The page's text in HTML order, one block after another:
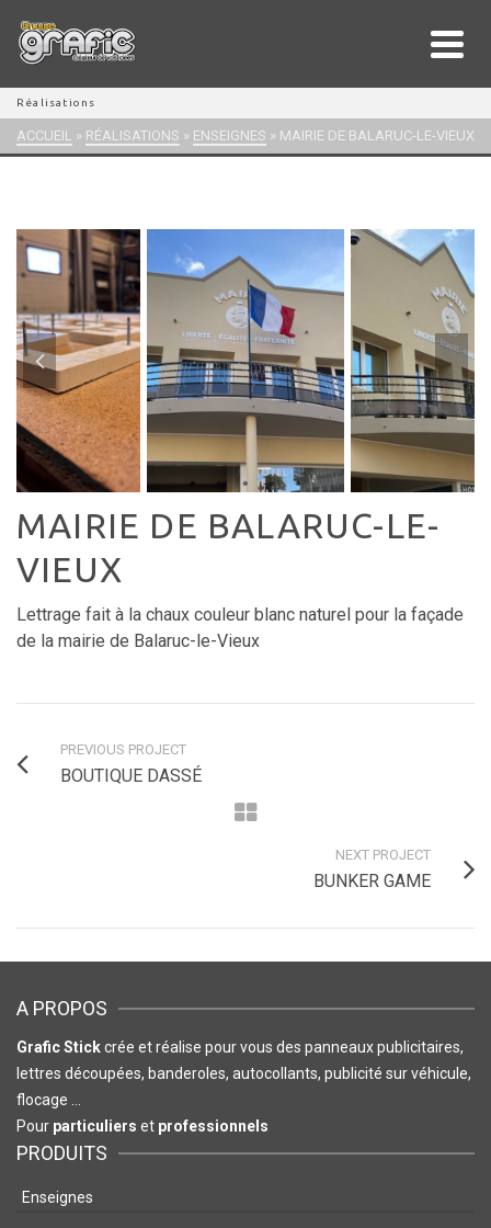
Réalisations
ACCUEIL » RÉALISATIONS » ENSEIGNES » MAIRIE DE BALARUC-LE-VIEUX
MAIRIE DE BALARUC-LE-
VIEUX
Lettrage fait à la chaux couleur blanc naturel pour la façade
de la mairie de Balaruc-le-Vieux
PREVIOUS PROJECT
BOUTIQUE DASSÉ
NEXT PROJECT
BUNKER GAME
A PROPOS
Grafic Stickcrée et réalise pour vous des panneaux publicitaires,
lettres découpées, banderoles, autocollants, publicité sur véhicule,
flocage …
Pour particuliers et professionnels
PRODUITS
Enseignes